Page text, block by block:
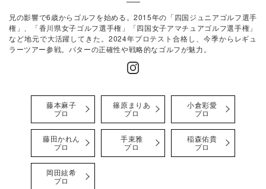
兄の影響で6歳からゴルフを始める。2015年の「四国ジュニアゴルフ選手
権」、「香川県女子ゴルフ選手権」「四国女子アマチュアゴルフ選手権」
など地元で大活躍してきた。 2024年プロテスト合格し、今季からレギュ
ラーツアー参戦。 パターの正確性や戦略的なゴルフが魅力。
藤本麻子
プロ
篠原まりあ
プロ
小倉彩愛
プロ
藤田かれん
プロ
手束雅
プロ
稲森佑貴
プロ
岡田絃希
プロ